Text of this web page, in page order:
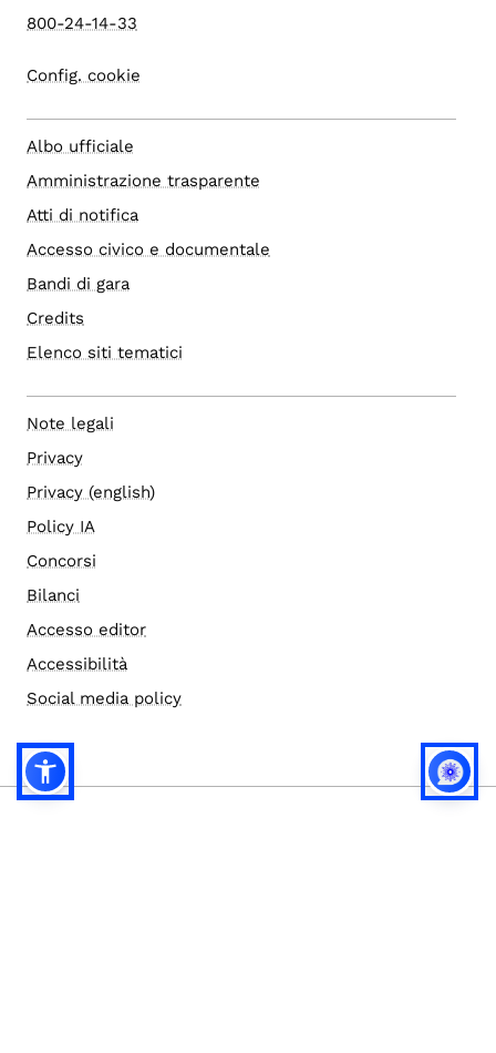
800-24-14-33
Config. cookie
Albo ufficiale
Amministrazione trasparente
Atti di notifica
Accesso civico e documentale
Bandi di gara
Credits
Elenco siti tematici
Note legali
Privacy
Privacy (english)
Policy IA
Concorsi
Bilanci
Accesso editor
Accessibilità
Social media policy